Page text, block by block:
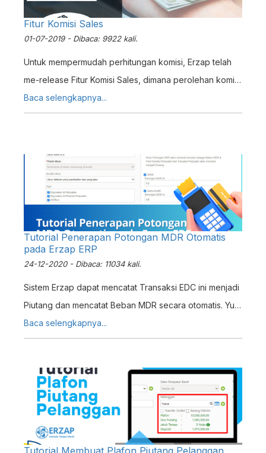
Fitur Komisi Sales
01-07-2019 - Dibaca: 9922 kali.
Untuk mempermudah perhitungan komisi, Erzap telah
me-release Fitur Komisi Sales, dimana perolehan komisi
dari tiap-tiap Sales akan dihitung otomatis via Sistem
sesuai dengan jumlah yang telah ditentukan Untuk
Baca selengkapnya...
Tutorial Penerapan Potongan MDR Otomatis
pada Erzap ERP
24-12-2020 - Dibaca: 11034 kali.
Sistem Erzap dapat mencatat Transaksi EDC ini menjadi
Piutang dan mencatat Beban MDR secara otomatis. Yup!
Otomatis! Bagaimana penerapaan Penjualan dengan
Potongan MDR di Erzap? Simak metode nya pada
Baca selengkapnya...
Tutorial Membuat Plafon Piutang Pelanggan